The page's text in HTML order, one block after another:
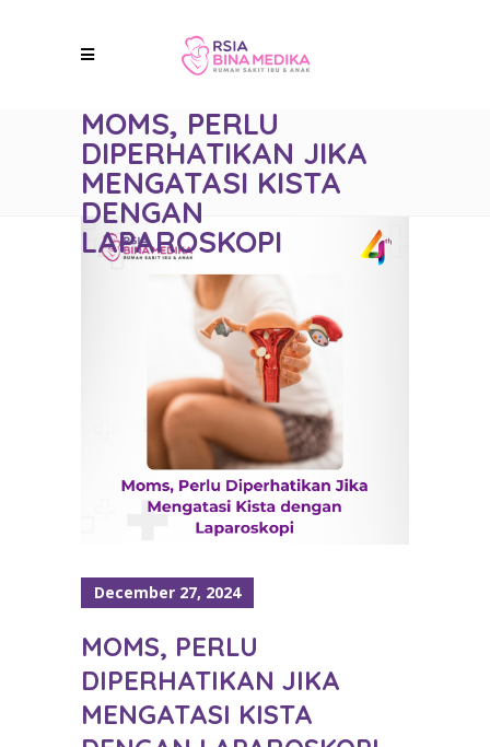
MOMS, PERLU
DIPERHATIKAN JIKA
MENGATASI KISTA
DENGAN
LAPAROSKOPI
December 27, 2024
MOMS, PERLU
DIPERHATIKAN JIKA
MENGATASI KISTA